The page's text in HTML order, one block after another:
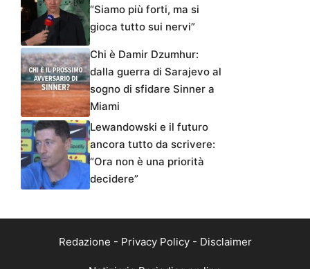
“Siamo più forti, ma si
gioca tutto sui nervi”
Chi è Damir Dzumhur:
dalla guerra di Sarajevo al
sogno di sfidare Sinner a
Miami
Lewandowski e il futuro
ancora tutto da scrivere:
“Ora non è una priorità
decidere”
Redazione - Privacy Policy- Disclaimer